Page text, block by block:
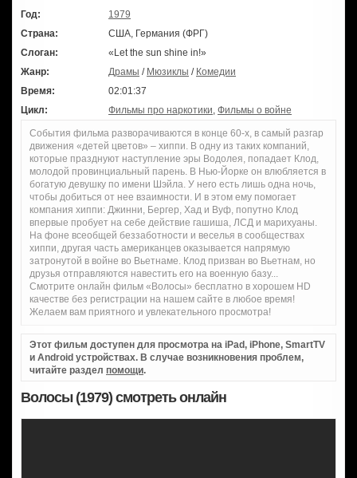
Год:
1979
Страна:
США, Германия (ФРГ)
Слоган:
«Let the sun shine in!»
Жанр:
Драмы / Мюзиклы / Комедии
Время:
02:01:37
Цикл:
Фильмы про наркотики, Фильмы о войне
События фильма разворачиваются в конце 60-х, в самый разгар
движения «детей цветов» – хиппи. В одну из таких компаний,
которые празднуют наступление эры Водолея, попадает Клод,
молодой провинциальный парень. В Нью-Йорке он влюбляется в
богатую девушку по имени Шэйла. У него есть лишь одна ночь,
чтобы добиться от нее взаимности. И в этом ему помогает
компания хиппи: Джинни, Бергер, Хад и Вуф, попутно Клод
впервые пробует на себе действие гашиша, ЛСД и марихуаны.
На фоне всеобщей беззаботности и веселья в сообществах
хиппи, другая часть американцев оказывается напрямую
затронутой в войне во Вьетнаме. Клод призван во Вьетнам, но
друзья отправляются навестить его на военную базу...
Смотрите онлайн фильм «Волосы» бесплатно в хорошем HD
качестве без регистрации на нашем сайте в любое время!
Желаем вам приятного и увлекательного просмотра!
Этот фильм доступен для просмотра на iPad, iPhone, SmartTV
и Android устройствах. В случае возникновения проблем,
читайте раздел помощи.
Волосы (1979) смотреть онлайн